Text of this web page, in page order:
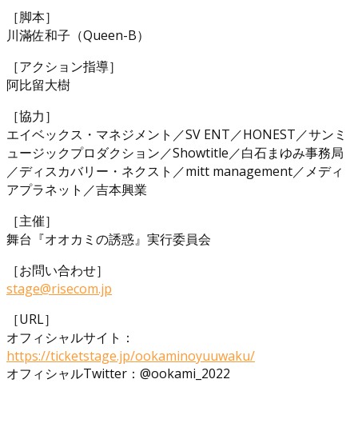
［脚本］
川滿佐和子（Queen-B）
［アクション指導］
阿比留大樹
［協力］
エイベックス・マネジメント／SV ENT／HONEST／サンミ
ュージックプロダクション／Showtitle／白石まゆみ事務局
／ディスカバリー・ネクスト／mitt management／メディ
アプラネット／吉本興業
［主催］
舞台『オオカミの誘惑』実行委員会
［お問い合わせ］
stage@risecom.jp
［URL］
オフィシャルサイト：
https://ticketstage.jp/ookaminoyuuwaku/
オフィシャルTwitter：@ookami_2022